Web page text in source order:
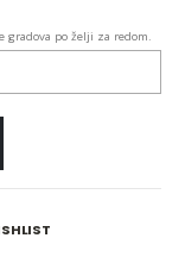
gradova po želji za redom.